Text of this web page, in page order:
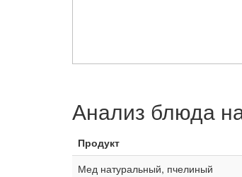
Анализ блюда
Продукт
Мед натуральный, пчелиный